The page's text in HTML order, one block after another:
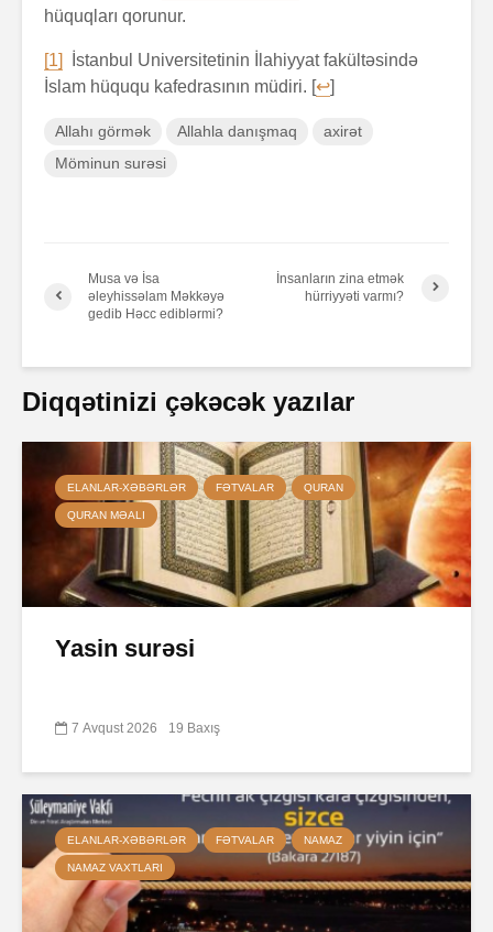
hüquqları qorunur.
[1]
İstanbul Universitetinin İlahiyyat fakültəsində
İslam hüququ kafedrasının müdiri. [↩]
Allahı görmək Allahla danışmaq
axirət
Möminun surəsi
Musa və İsa
əleyhissəlam Məkkəyə
gedib Həcc ediblərmi?
İnsanların zina etmək
hürriyyəti varmı?
Diqqətinizi çəkəcək yazılar
ELANLAR-XƏBƏRLƏR FƏTVALAR QURAN
QURAN MƏALI
Yasin surəsi
7 Avqust 2026 19 Baxış
ELANLAR-XƏBƏRLƏR FƏTVALAR NAMAZ
NAMAZ VAXTLARI